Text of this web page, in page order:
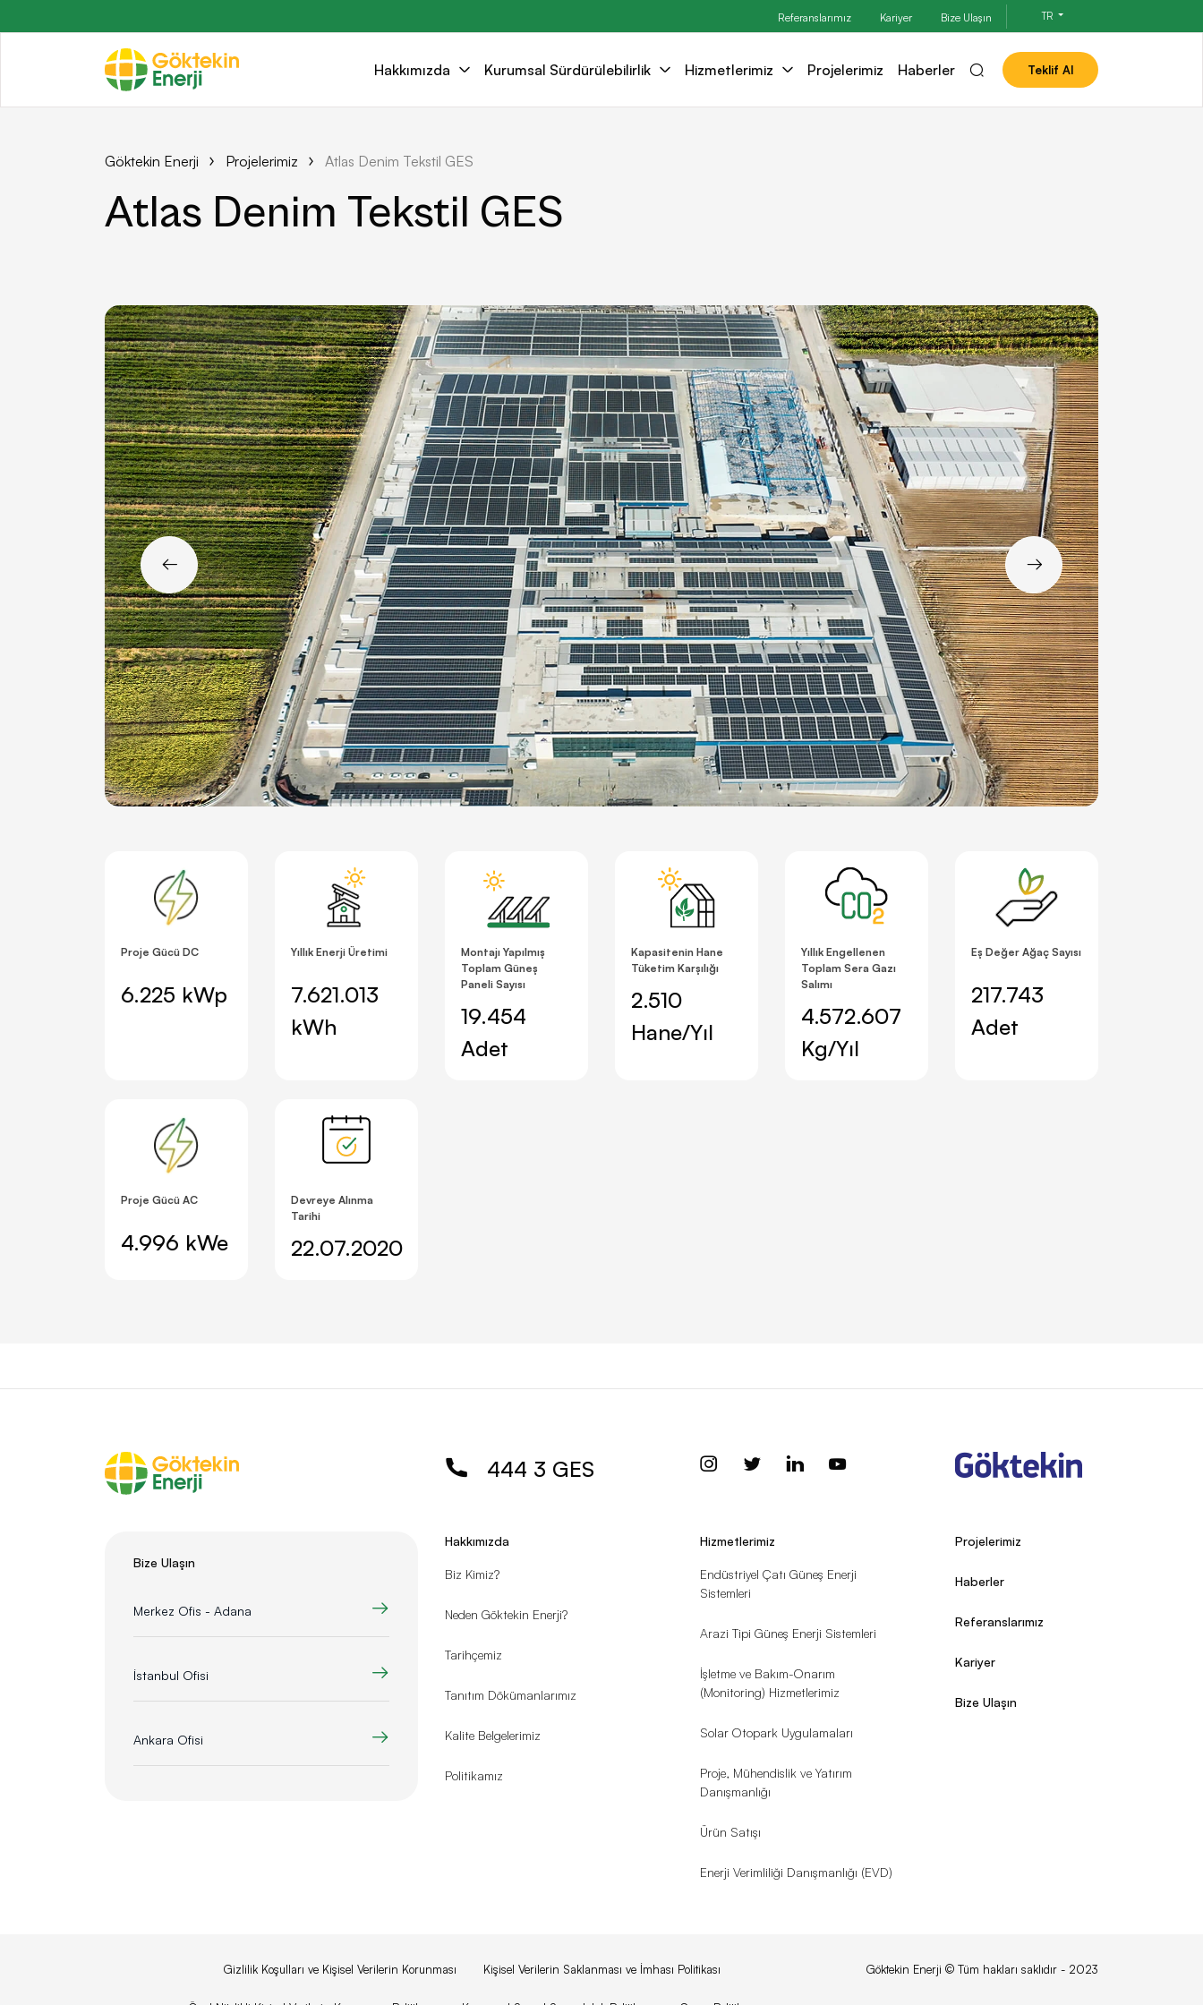
Referanslarımız Kariyer Bize Ulaşın TR
Hakkımızda Kurumsal Sürdürülebilirlik Hizmetlerimiz Projelerimiz Haberler Teklif Al
Göktekin Enerji Projelerimiz Atlas Denim Tekstil GES
Atlas Denim Tekstil GES
Proje Gücü DC
6.225 kWp
Yıllık Enerji Üretimi
7.621.013
kWh
Montajı Yapılmış
Toplam Güneş
Paneli Sayısı
19.454
Adet
Kapasitenin Hane
Tüketim Karşılığı
2.510
Hane/Yıl
Yıllık Engellenen
Toplam Sera Gazı
Salımı
4.572.607
Kg/Yıl
Eş Değer Ağaç Sayısı
217.743
Adet
Proje Gücü AC
4.996 kWe
Devreye Alınma
Tarihi
22.07.2020
444 3 GES
Bize Ulaşın
Merkez Ofis - Adana
İstanbul Ofisi
Ankara Ofisi
Hakkımızda
Biz Kimiz?
Neden Göktekin Enerji?
Tarihçemiz
Tanıtım Dökümanlarımız
Kalite Belgelerimiz
Politikamız
Hizmetlerimiz
Endüstriyel Çatı Güneş Enerji
Sistemleri
Arazi Tipi Güneş Enerji Sistemleri
İşletme ve Bakım-Onarım
(Monitoring) Hizmetlerimiz
Solar Otopark Uygulamaları
Proje, Mühendislik ve Yatırım
Danışmanlığı
Ürün Satışı
Enerji Verimliliği Danışmanlığı (EVD)
Projelerimiz
Haberler
Referanslarımız
Kariyer
Bize Ulaşın
Gizlilik Koşulları ve Kişisel Verilerin Korunması Kişisel Verilerin Saklanması ve İmhası Politikası Göktekin Enerji © Tüm hakları saklıdır - 2023